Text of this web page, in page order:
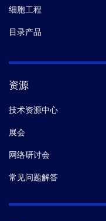
细胞工程
目录产品
资源
技术资源中心
展会
网络研讨会
常见问题解答